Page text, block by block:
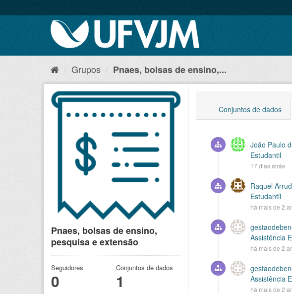
Grupos Pnaes, bolsas de ensino,...
Pnaes, bolsas de ensino,
pesquisa e extensão
Seguidores
0
Conjuntos de dados
1
Conjuntos de dados
João Paulo
Estudantil
17 dias atrás
Raquel
Estudantil
há mais de 2
Assistência
há mais de 2
Assistência
há mais de 2